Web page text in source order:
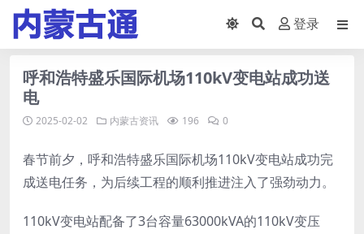
登录
呼和浩特盛乐国际机场110kV变电站成功送
电
2025-02-02 内蒙古资讯 196 0
春节前夕，呼和浩特盛乐国际机场110kV变电站成功完
成送电任务，为后续工程的顺利推进注入了强劲动力。
110kV变电站配备了3台容量63000kVA的110kV变压